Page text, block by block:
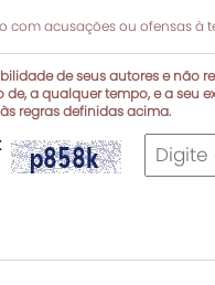
com acusações ou ofensas à
de seus autores e não
de, a qualquer tempo, e a seu
regras definidas acima.